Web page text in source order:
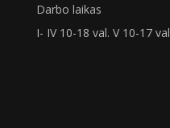
Darbo laikas
I- IV 10-18 val. V 10-17 val